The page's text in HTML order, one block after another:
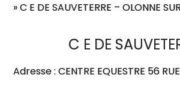
»C E DE SAUVETERRE – OLONNE
C E DE
Adresse : CENTRE EQUESTRE 56